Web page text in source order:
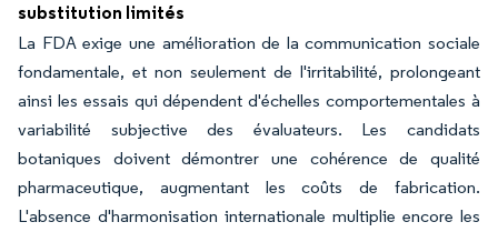
substitution limités
La FDA exige une amélioration de la communication sociale
fondamentale, et non seulement de l'irritabilité, prolongeant
ainsi les essais qui dépendent d'échelles comportementales à
variabilité subjective des évaluateurs. Les candidats
botaniques doivent démontrer une cohérence de qualité
pharmaceutique, augmentant les coûts de fabrication.
L'absence d'harmonisation internationale multiplie encore les